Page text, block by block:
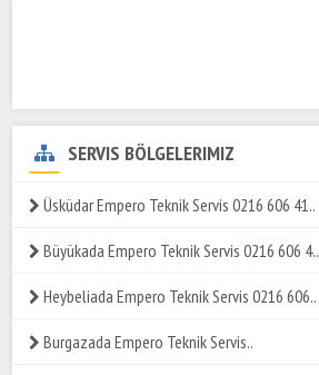
SERVIS BÖLGELERIMIZ
Üsküdar Empero Teknik Servis 0216 606 41..
Büyükada Empero Teknik Servis 0216 606 4..
Heybeliada Empero Teknik Servis 0216 606..
Burgazada Empero Teknik Servis..